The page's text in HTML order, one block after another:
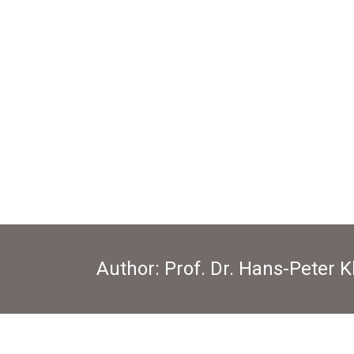
Author: Prof. Dr. Hans-Peter